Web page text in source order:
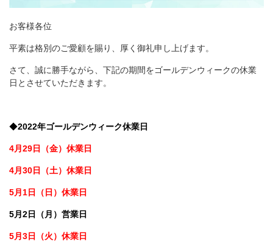
その他のお問合せ
よくあるご質問
お客様各位
平素は格別のご愛顧を賜り、厚く御礼申し上げます。
さて、誠に勝手ながら、下記の期間をゴールデンウィークの休業
日とさせていただきます。
◆2022年ゴールデンウィーク休業日
4月29日（金）休業日
4月30日（土）休業日
5月1日（日）休業日
5月2日（月）営業日
5月3日（火）休業日